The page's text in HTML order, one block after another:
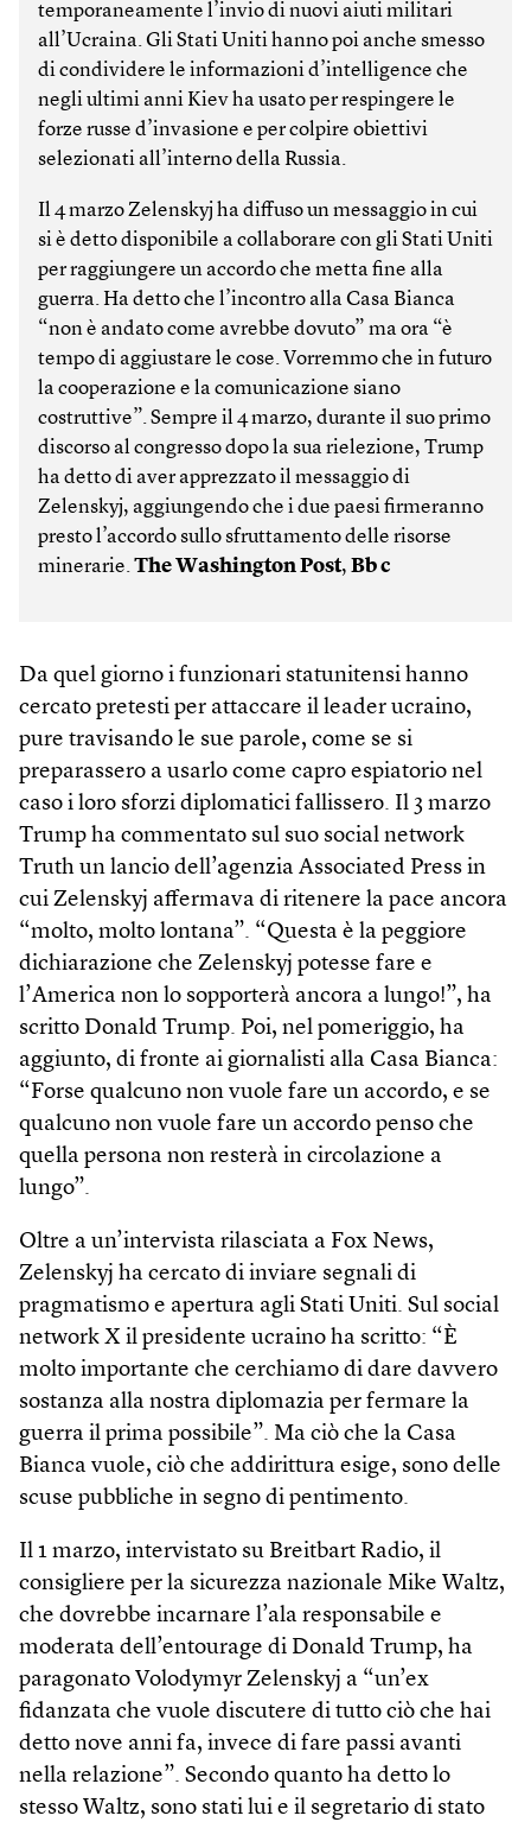
temporaneamente l’invio di nuovi aiuti militari
all’Ucraina. Gli Stati Uniti hanno poi anche smesso
di condividere le informazioni d’intelligence che
negli ultimi anni Kiev ha usato per respingere le
forze russe d’invasione e per colpire obiettivi
selezionati all’interno della Russia.
Il 4 marzo Zelenskyj ha diffuso un messaggio in cui
si è detto disponibile a collaborare con gli Stati Uniti
per raggiungere un accordo che metta fine alla
guerra. Ha detto che l’incontro alla Casa Bianca
“non è andato come avrebbe dovuto” ma ora “è
tempo di aggiustare le cose. Vorremmo che in futuro
la cooperazione e la comunicazione siano
costruttive”. Sempre il 4 marzo, durante il suo primo
discorso al congresso dopo la sua rielezione, Trump
ha detto di aver apprezzato il messaggio di
Zelenskyj, aggiungendo che i due paesi firmeranno
presto l’accordo sullo sfruttamento delle risorse
minerarie.The Washington Post, Bb c
Da quel giorno i funzionari statunitensi hanno
cercato pretesti per attaccare il leader ucraino,
pure travisando le sue parole, come se si
preparassero a usarlo come capro espiatorio nel
caso i loro sforzi diplomatici fallissero. Il 3 marzo
Trump ha commentato sul suo social network
Truth un lancio dell’agenzia Associated Press in
cui Zelenskyj affermava di ritenere la pace ancora
“molto, molto lontana”. “Questa è la peggiore
dichiarazione che Zelenskyj potesse fare e
l’America non lo sopporterà ancora a lungo!”, ha
scritto Donald Trump. Poi, nel pomeriggio, ha
aggiunto, di fronte ai giornalisti alla Casa Bianca:
“Forse qualcuno non vuole fare un accordo, e se
qualcuno non vuole fare un accordo penso che
quella persona non resterà in circolazione a
lungo”.
Oltre a un’intervista rilasciata a Fox News,
Zelenskyj ha cercato di inviare segnali di
pragmatismo e apertura agli Stati Uniti. Sul social
network X il presidente ucraino ha scritto: “È
molto importante che cerchiamo di dare davvero
sostanza alla nostra diplomazia per fermare la
guerra il prima possibile”. Ma ciò che la Casa
Bianca vuole, ciò che addirittura esige, sono delle
scuse pubbliche in segno di pentimento.
Il 1 marzo, intervistato su Breitbart Radio, il
consigliere per la sicurezza nazionale Mike Waltz,
che dovrebbe incarnare l’ala responsabile e
moderata dell’entourage di Donald Trump, ha
paragonato Volodymyr Zelenskyj a “un’ex
fidanzata che vuole discutere di tutto ciò che hai
detto nove anni fa, invece di fare passi avanti
nella relazione”. Secondo quanto ha detto lo
stesso Waltz, sono stati lui e il segretario di stato